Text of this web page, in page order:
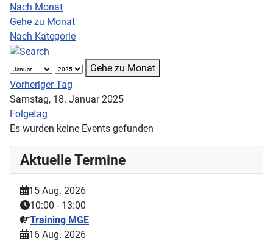
Nach Monat
Gehe zu Monat
Nach Kategorie
Gehe zu Monat
Vorheriger Tag
Samstag, 18. Januar 2025
Folgetag
Es wurden keine Events gefunden
Aktuelle Termine
15 Aug. 2026
10:00 - 13:00
Training MGE
16 Aug. 2026